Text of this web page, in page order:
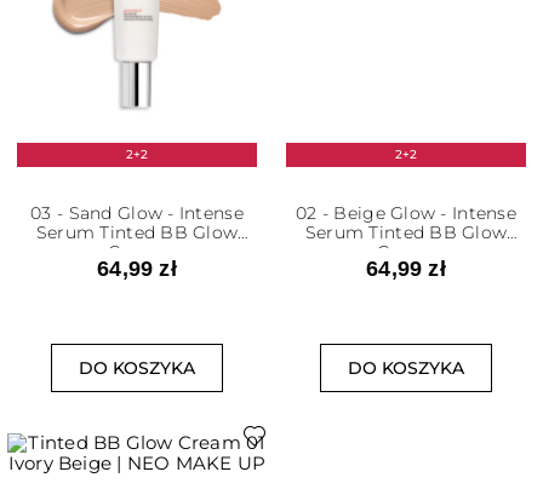
2+2
03 - Sand Glow - Intense
Serum Tinted BB Glow
Cream
64,99 zł
DO KOSZYKA
2+2
02 - Beige Glow - Intense
Serum Tinted BB Glow
Cream
64,99 zł
DO KOSZYKA